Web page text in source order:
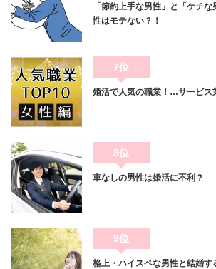
「節約上手な男性」と「ケチ
性はモテない？！
7位
婚活で人気の職業！…サービス
8位
車なしの男性は婚活に不利？
9位
格上・ハイスペな男性と結婚す